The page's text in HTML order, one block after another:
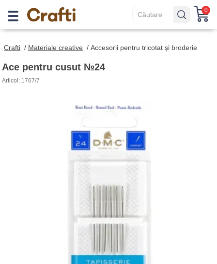
0
Crafti / Materiale creative / Accesorii pentru tricotat și broderie
Ace pentru cusut №24
Articol: 1767/7